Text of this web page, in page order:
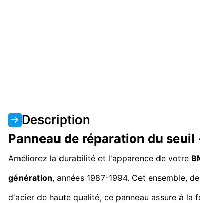
Description
Panneau de réparation du
Améliorez la durabilité et l'apparence de votre
génération, années 1987-1994. Cet ensemble,
d'acier de haute qualité, ce panneau assure à